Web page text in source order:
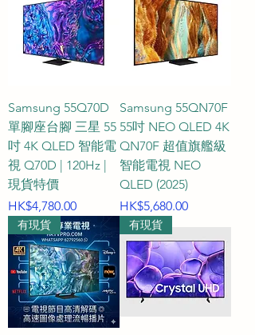
心水型號。
## 55吋智能電視常見問題 FAQ
少？合適安裝在哪些空間環境？**
A1：55 吋電視的螢幕對角線長度約為
139 公分（cm）。機身大約尺寸普遍
為：寬度 122 至 124 公分，高度約 70
至 72 公分（不含底座）。這個尺寸在
螢幕視野與空間佔用之間取得了絕佳
平衡，非常適合香港家庭的標準至大
型客廳、寬敞的主臥室、獨立影音娛
樂室或多功能商用空間。無論是座枱
擺放還是掛牆安裝，55 吋大螢幕都能
Samsung 55Q70D
單腳座台腳 三星 55
吋 4K QLED 智能電
視 Q70D | 120Hz |
現貨特價
價格
HK$4,780.00
Samsung 55QN70F
55吋 NEO QLED 4K
QN70F 超值旗艦級
智能電視 NEO
QLED (2025)
價格
HK$5,680.00
有現貨 有現貨